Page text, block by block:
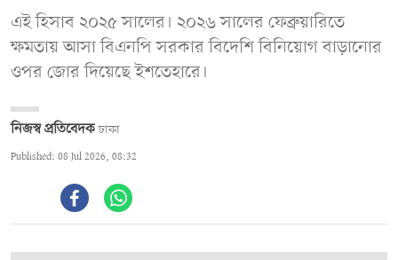
এই হিসাব ২০২৫ সালের। ২০২৬ সালের ফেব্রুয়ারিতে
ক্ষমতায় আসা বিএনপি সরকার বিদেশি বিনিয়োগ বাড়ানোর
ওপর জোর দিয়েছে ইশতেহারে।
নিজস্ব প্রতিবেদক ঢাকা
Published: 08 Jul 2026, 08:32